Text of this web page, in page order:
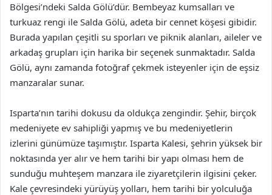
Bölgesi’ndeki Salda Gölü’dür. Bembeyaz kumsalları ve
turkuaz rengi ile Salda Gölü, adeta bir cennet köşesi gibidir.
Burada yapılan çeşitli su sporları ve piknik alanları, aileler ve
arkadaş grupları için harika bir seçenek sunmaktadır. Salda
Gölü, aynı zamanda fotoğraf çekmek isteyenler için de eşsiz
manzaralar sunar.
Isparta’nın tarihi dokusu da oldukça zengindir. Şehir, birçok
medeniyete ev sahipliği yapmış ve bu medeniyetlerin
izlerini günümüze taşımıştır. Isparta Kalesi, şehrin yüksek bir
noktasında yer alır ve hem tarihi bir yapı olması hem de
sunduğu muhteşem manzara ile ziyaretçilerin ilgisini çeker.
Kale çevresindeki yürüyüş yolları, hem tarihi bir yolculuğa